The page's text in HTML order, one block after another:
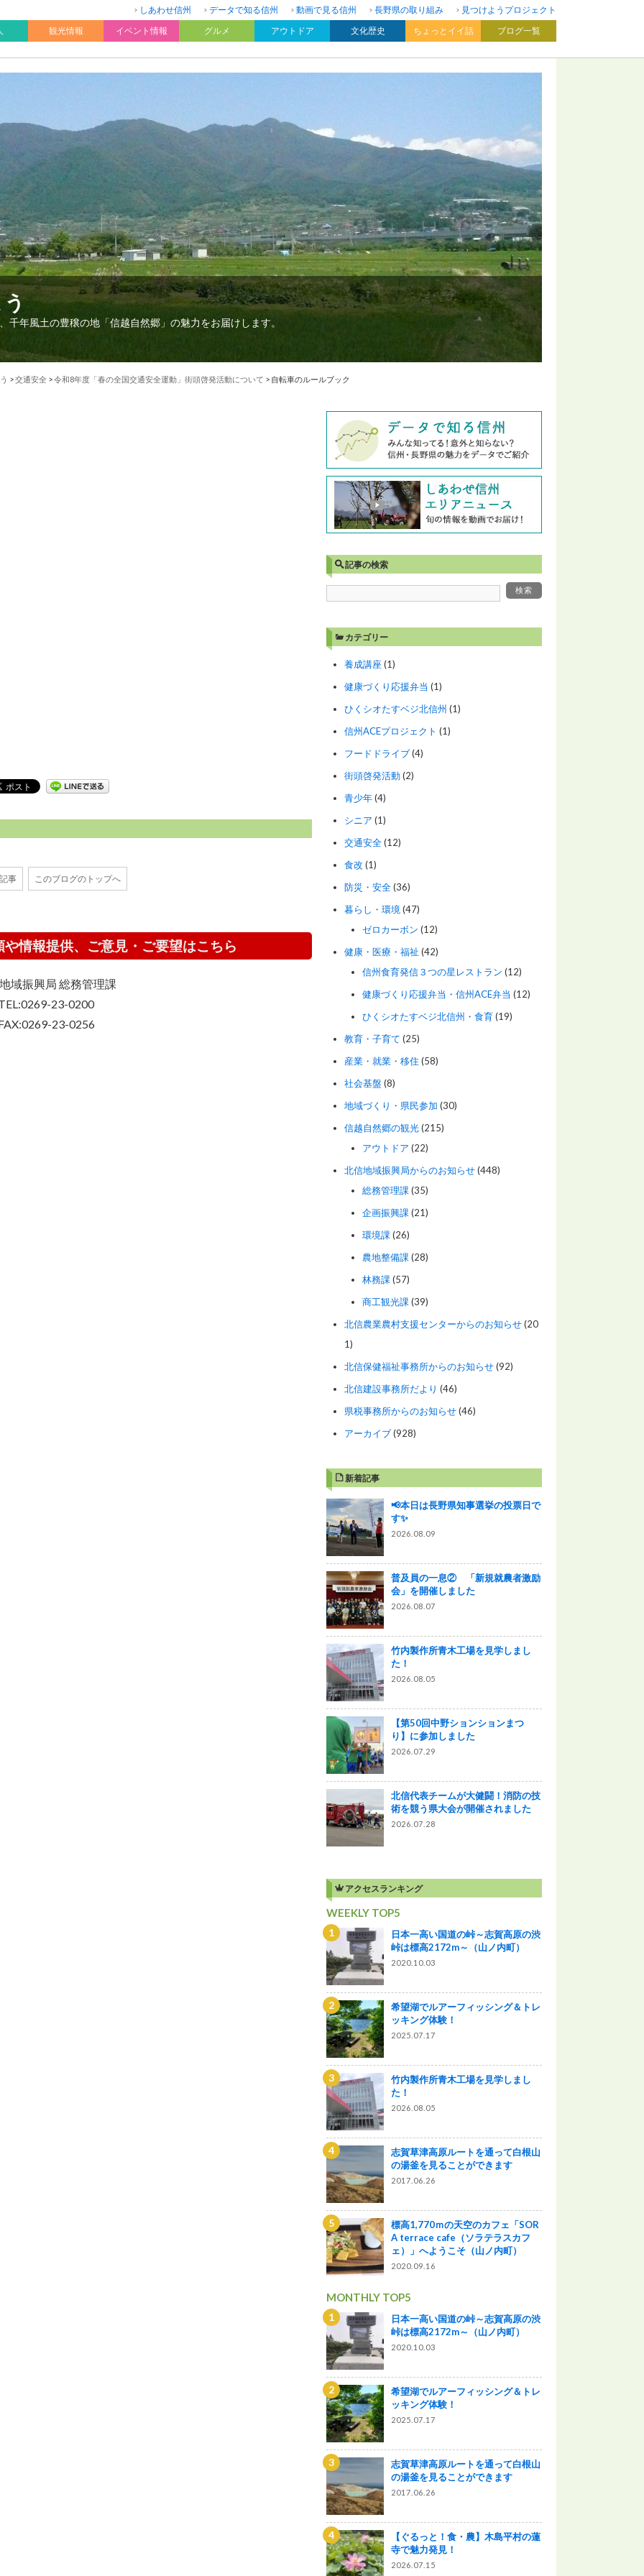
しあわせ信州 データで知る信州 動画で見る信州 長野県の取り組み
見つけようプロジェクト
観光情報 イベント情報 グルメ アウトドア 文化歴史 ちょっとイイ話 ブログ一覧
年風土の豊穣の地「信越自然郷」の魅力をお届けします。
>交通安全 >令和8年度「春の全国交通安全運動」街頭啓発活動について > 自転車のルールブック
事 このブログのトップへ
情報提供、ご意見・ご要望はこちら
域振興局 総務管理課
23-0200
23-0256
記事の検索
カテゴリー
養成講座(1)
健康づくり応援弁当 (1)
ひくシオたすベジ北信州 (1)
信州ACEプロジェクト (1)
フードドライブ(4)
街頭啓発活動(2)
青少年(4)
シニア (1)
交通安全(12)
食改 (1)
防災・安全(36)
暮らし・環境(47)
ゼロカーボン (12)
健康・医療・福祉 (42)
信州食育発信３つの星レストラン (12)
健康づくり応援弁当・信州ACE弁当 (12)
ひくシオたすベジ北信州・食育(19)
教育・子育て (25)
産業・就業・移住 (58)
社会基盤(8)
地域づくり・県民参加 (30)
信越自然郷の観光(215)
アウトドア (22)
北信地域振興局からのお知らせ(448)
総務管理課(35)
企画振興課(21)
環境課(26)
農地整備課(28)
林務課(57)
商工観光課(39)
北信農業農村支援センターからのお知らせ(20
1)
北信保健福祉事務所からのお知らせ(92)
北信建設事務所だより (46)
県税事務所からのお知らせ(46)
アーカイブ(928)
新着記事
📢本日は長野県知事選挙の投票日で
す✨
2026.08.09
普及員の一息② 「新規就農者激励
会」を開催しました
2026.08.07
竹内製作所青木工場を見学しまし
た！
2026.08.05
【第50回中野ションションまつ
り】に参加しました
2026.07.29
北信代表チームが大健闘！消防の技
術を競う県大会が開催されました
2026.07.28
アクセスランキング
WEEKLY TOP5
日本一高い国道の峠～志賀高原の渋
峠は標高2172m～（山ノ内町）
2020.10.03
希望湖でルアーフィッシング＆トレ
ッキング体験！
2025.07.17
竹内製作所青木工場を見学しまし
た！
2026.08.05
志賀草津高原ルートを通って白根山
の湯釜を見ることができます
2017.06.26
標高1,770ｍの天空のカフェ「SOR
A terrace cafe（ソラテラスカフ
ェ）」へようこそ（山ノ内町）
2020.09.16
MONTHLY TOP5
日本一高い国道の峠～志賀高原の渋
峠は標高2172m～（山ノ内町）
2020.10.03
希望湖でルアーフィッシング＆トレ
ッキング体験！
2025.07.17
志賀草津高原ルートを通って白根山
の湯釜を見ることができます
2017.06.26
【ぐるっと！食・農】木島平村の蓮
寺で魅力発見！
2026.07.15